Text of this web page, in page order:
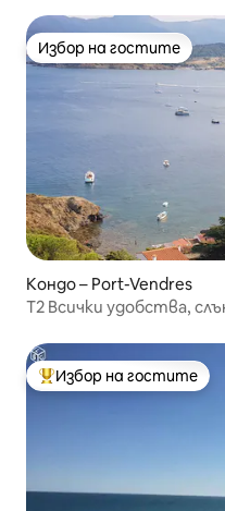
Избор на гостите
Избор на гостите
Кондо – Port-Vendres
T2 Всички удобства,
Най-популярен избор на
Избор на гостите